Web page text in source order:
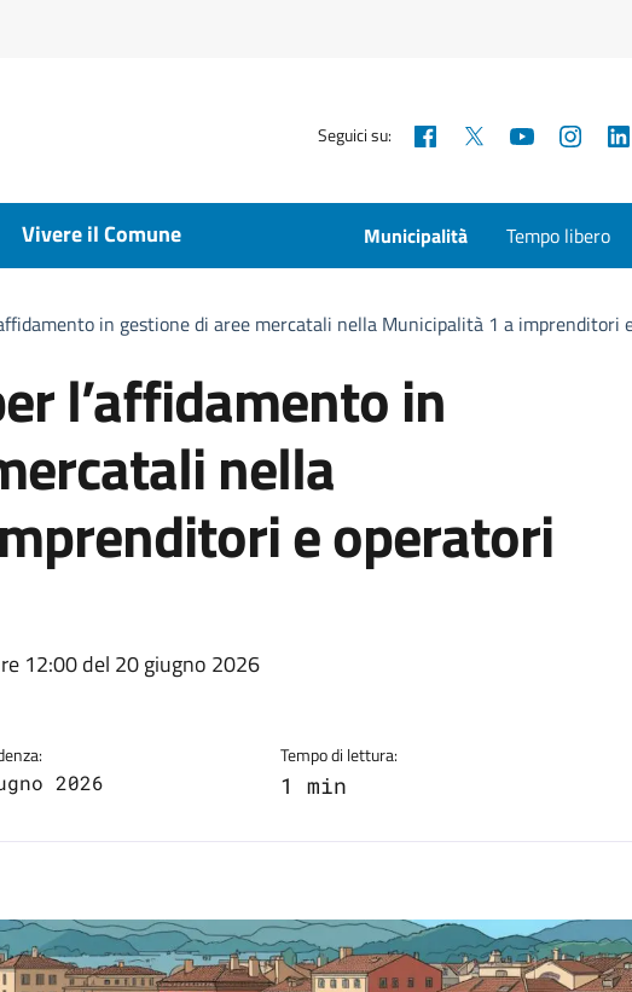
Seguici su: Facebook YouTube
Vivere il Comune Municipalità Tempo libero
in gestione di aree mercatali nella Municipalità 1 a imprenditori
l’affidamento in
nella
e operatori
12:00 del 20 giugno 2026
2026
Tempo di lettura:
1 min